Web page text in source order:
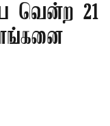
வென்ற 21